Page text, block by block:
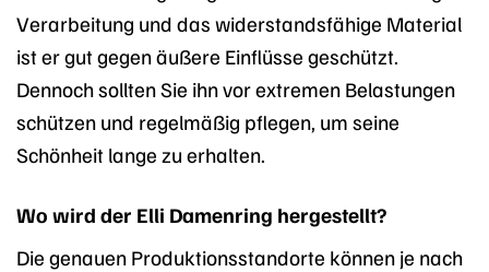
Verarbeitung und das widerstandsfähige Material
ist er gut gegen äußere Einflüsse geschützt.
Dennoch sollten Sie ihn vor extremen Belastungen
schützen und regelmäßig pflegen, um seine
Schönheit lange zu erhalten.
Wo wird der Elli Damenring hergestellt?
Die genauen Produktionsstandorte können je nach